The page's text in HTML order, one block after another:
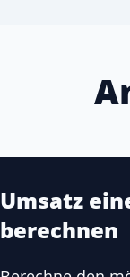
Umsatz
berechnen